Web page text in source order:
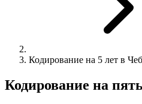
Кодирование на 5 лет в
Кодирование на